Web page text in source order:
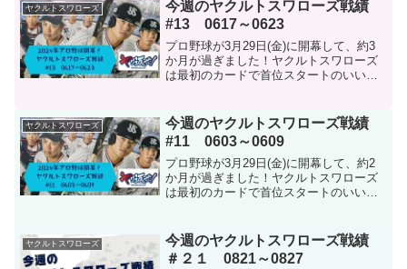
角の戦いをしてつ...
ヤクルトスワローズ
今週のヤクルトスワローズ戦績
#13 0617～0623
プロ野球が3月29日(金)に開幕して、約3
か月が過ぎました！ヤクルトスワローズ
は最初のカードで首位スタートのいい流
が、交流戦から浮上のきっかけをつか
み、最大11あった借...
ヤクルトスワローズ
今週のヤクルトスワローズ戦績
#11 0603～0609
プロ野球が3月29日(金)に開幕して、約2
か月が過ぎました！ヤクルトスワローズ
は最初のカードで首位スタートのいい流
が、交流戦2週目に入り、勝利を積み重ね
て上位進出を狙え...
ヤクルトスワローズ
今週のヤクルトスワローズ戦績
＃２１ 0821～0827